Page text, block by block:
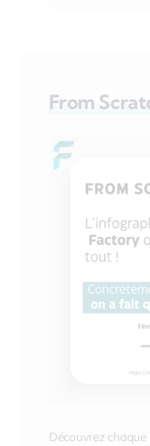
From
Découvrez